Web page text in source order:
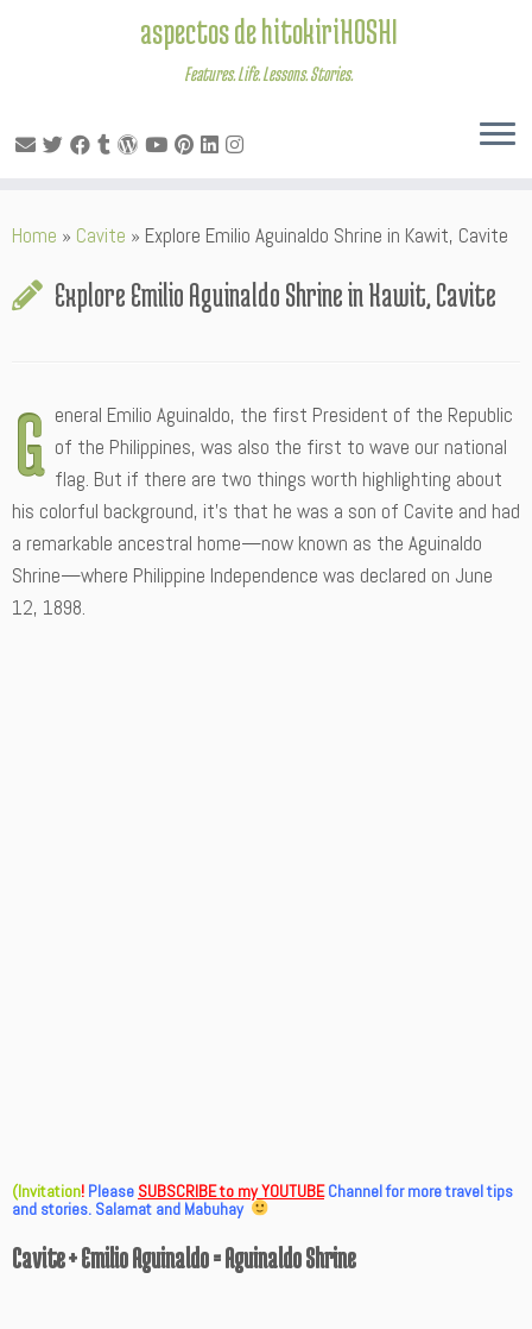
to
aspectos de hitokiriHOSHI
Features. Life. Lessons. Stories.
Home » Cavite » Explore Emilio Aguinaldo Shrine in Kawit, Cavite
Explore Emilio Aguinaldo Shrine in Kawit, Cavite
G eneral Emilio Aguinaldo, the first President of the Republic
of the Philippines, was also the first to wave our national
flag. But if there are two things worth highlighting about
his colorful background, it’s that he was a son of Cavite and had
a remarkable ancestral home—now known as the Aguinaldo
Shrine—where Philippine Independence was declared on June
12, 1898.
(Invitation! Please SUBSCRIBE to my YOUTUBEChannel for more travel tips
and stories. Salamat and Mabuhay
Cavite + Emilio Aguinaldo = Aguinaldo Shrine